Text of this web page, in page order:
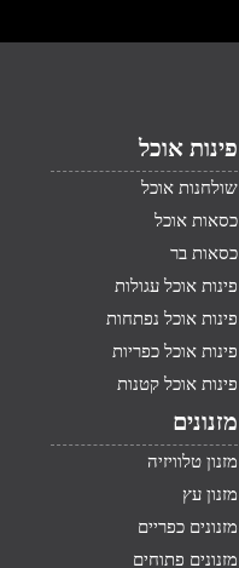
פינות אוכל
שולחנות אוכל
כסאות אוכל
כסאות בר
פינות אוכל עגולות
פינות אוכל נפתחות
פינות אוכל כפריות
פינות אוכל קטנות
מזנונים
מזנון טלוויזיה
מזנון עץ
מזנונים כפריים
מזנונים פתוחים